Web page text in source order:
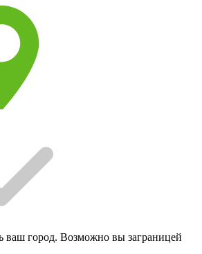
ваш город. Возможно вы заграницей